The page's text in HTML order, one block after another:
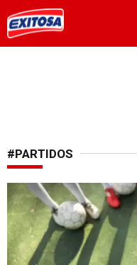
#PARTIDOS
Análisis antes de apostar